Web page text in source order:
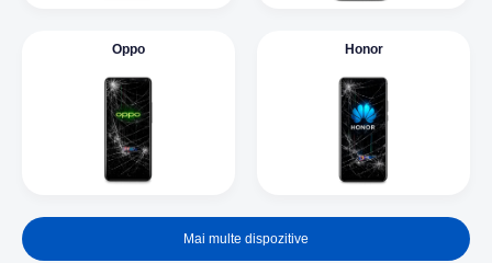
Oppo Honor
Mai multe dispozitive